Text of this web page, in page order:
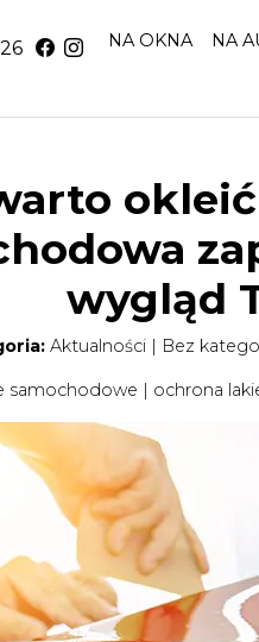
NA OKNA NA
wygląd
Aktualności| Bez
samochodowe | ochrona